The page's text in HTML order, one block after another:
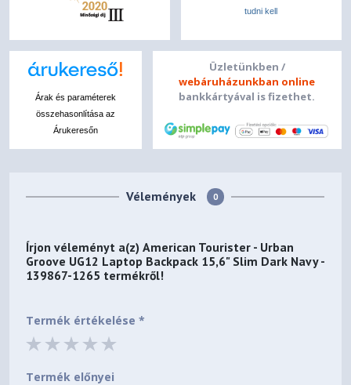
tudni kell
Árak és paraméterek
összehasonlítása az
Árukeresőn
Üzletünkben /
webáruházunkban online
bankkártyával is fizethet.
Vélemények 0
Írjon véleményt a(z)American Tourister - Urban
Groove UG12 Laptop Backpack 15,6" Slim Dark Navy -
139867-1265 termékről!
Termék értékelése *
Termék előnyei